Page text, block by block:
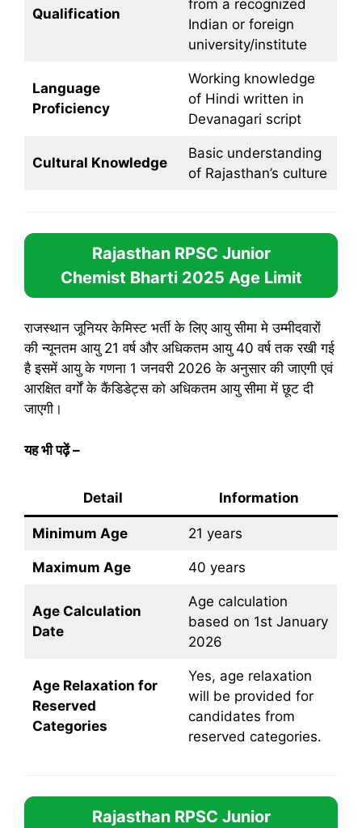
Qualification
from a recognized
Indian or foreign
university/institute
Language
Proficiency
Working knowledge
of Hindi written in
Devanagari script
Cultural Knowledge
Basic understanding
of Rajasthan’s culture
Rajasthan RPSC Junior
Chemist Bharti 2025 Age Limit
राजस्थान जूनियर केमिस्ट भर्ती के लिए आयु सीमा मे उम्मीदवारों
की न्यूनतम आयु 21 वर्ष और अधिकतम आयु 40 वर्ष तक रखी गई
है इसमें आयु के गणना 1 जनवरी 2026 के अनुसार की जाएगी एवं
आरक्षित वर्गों के कैंडिडेट्स को अधिकतम आयु सीमा में छूट दी
जाएगी।
यह भी पढ़ें–
Detail Information
Minimum Age 21 years
Maximum Age 40 years
Age Calculation
Date
Age calculation
based on 1st January
2026
Age Relaxation for
Reserved
Categories
Yes, age relaxation
will be provided for
candidates from
reserved categories.
Rajasthan RPSC Junior